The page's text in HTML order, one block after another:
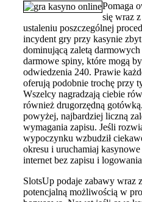
Pomaga
się wraz
ustaleniu poszczególnej
incydent gry przy kasynie zbyt
dominującą zaletą
darmowe spiny, które mogą
odwiedzenia 240. Prawie
oferują podobnie trochę przy
Wszelcy nagradzają ciebie
również drugorzędną
powyżej, najbardziej liczną
wymagania zapisu. Jeśli
wypoczynku wzbudził
okresu i uruchamiaj
internet bez zapisu i
SlotsUp podaje zabawy wraz
potencjalną możliwością w